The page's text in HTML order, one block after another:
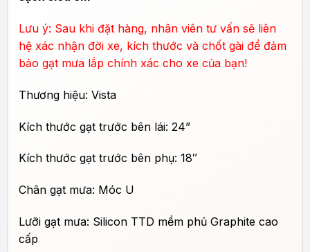
Lưu ý: Sau khi đặt hàng, nhân viên tư vấn sẽ liên
hệ xác nhận đời xe, kích thước và chốt gài để đảm
bảo gạt mưa lắp chính xác cho xe của bạn!
Thương hiệu: Vista
Kích thước gạt trước bên lái: 24”
Kích thước gạt trước bên phụ: 18″
Chân gạt mưa: Móc U
Lưỡi gạt mưa: Silicon TTD mềm phủ Graphite cao
cấp